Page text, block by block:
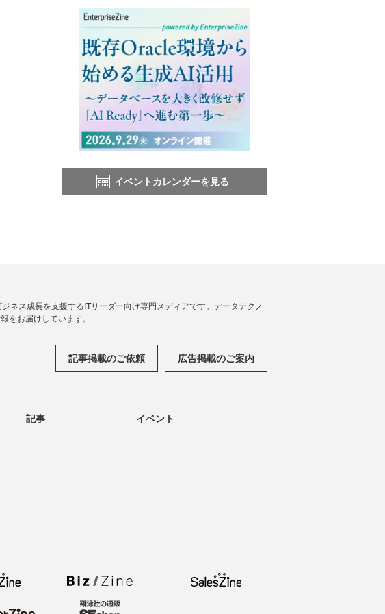
イベントカレンダーを見る
ネス成長を支援するITリーダー向け専門メディアです。データテクノ
をお届けしています。
記事掲載のご依頼 広告掲載のご案内
記事 イベント